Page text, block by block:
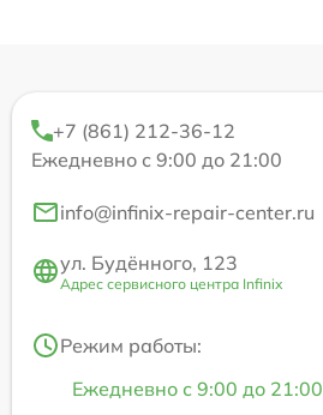
+7 (861) 212-36-12
Ежедневно с 9:00 до 21:00
info@infinix-repair-center.ru
ул. Будённого, 123
Адрес сервисного центра Infinix
Режим работы:
Ежедневно с 9:00 до 21:00